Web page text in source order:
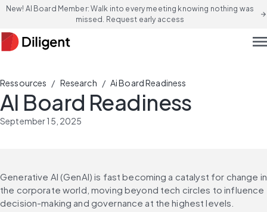
New! AI Board Member: Walk into every meeting knowing nothing was
missed. Request early access
arrow_forward
Ressources / Research / Ai Board Readiness
AI Board Readiness
September 15, 2025
Generative AI (GenAI) is fast becoming a catalyst for change in
the corporate world, moving beyond tech circles to influence
decision-making and governance at the highest levels.